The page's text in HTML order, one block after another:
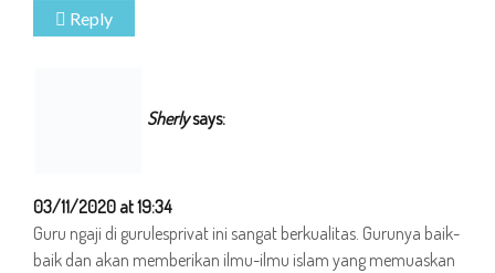
Reply
Sherlysays:
03/11/2020 at 19:34
Guru ngaji di gurulesprivat ini sangat berkualitas. Gurunya baik-
baik dan akan memberikan ilmu-ilmu islam yang memuaskan